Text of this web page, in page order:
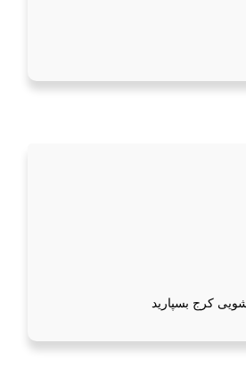
کرج بسپارید